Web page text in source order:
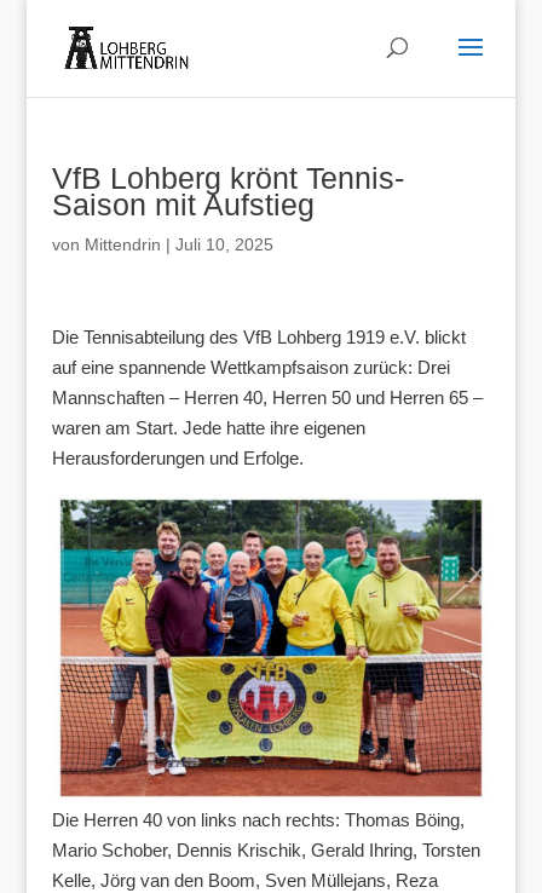
VfB Lohberg krönt Tennis-
Saison mit Aufstieg
von Mittendrin | Juli 10, 2025
Die Tennisabteilung des VfB Lohberg 1919 e.V. blickt
auf eine spannende Wettkampfsaison zurück: Drei
Mannschaften – Herren 40, Herren 50 und Herren 65 –
waren am Start. Jede hatte ihre eigenen
Herausforderungen und Erfolge.
Die Herren 40 von links nach rechts: Thomas Böing,
Mario Schober, Dennis Krischik, Gerald Ihring, Torsten
Kelle, Jörg van den Boom, Sven Müllejans, Reza